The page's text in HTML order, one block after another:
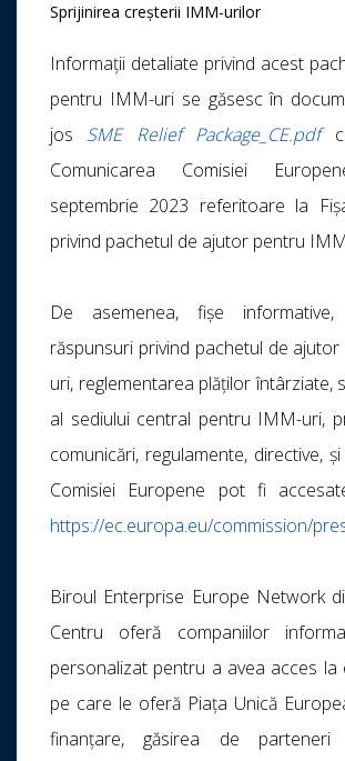
Sprijinirea creșterii IMM-urilor
Informații detaliate privind acest
pentru IMM-uri se găsesc în
jos SME Relief Package_CE.pdf
Comunicarea Comisiei
septembrie 2023 referitoare la
privind pachetul de ajutor pentru
De asemenea, fișe
răspunsuri privind pachetul de
uri, reglementarea plăților întârziate,
al sediului central pentru IMM-uri,
comunicări, regulamente, directive,
Comisiei Europene pot fi
https://ec.europa.eu/commission/
Biroul Enterprise Europe Network
Centru oferă companiilor
personalizat pentru a avea acces la
pe care le oferă Piața Unică
finanțare, găsirea de